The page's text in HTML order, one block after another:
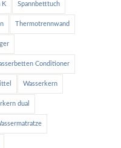
K Spannbetttuch
Thermotrennwand
Conditioner
Wasserkern
dual